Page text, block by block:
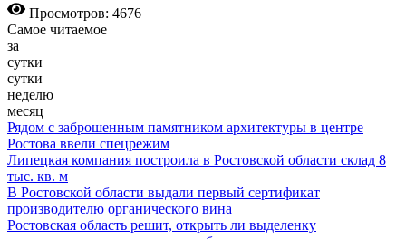
Просмотров: 4676
Самое читаемое
за
сутки
сутки
неделю
месяц
Рядом с заброшенным памятником архитектуры в центре
Ростова ввели спецрежим
Липецкая компания построила в Ростовской области склад 8
тыс. кв. м
В Ростовской области выдали первый сертификат
производителю органического вина
Ростовская область решит, открыть ли выделенку